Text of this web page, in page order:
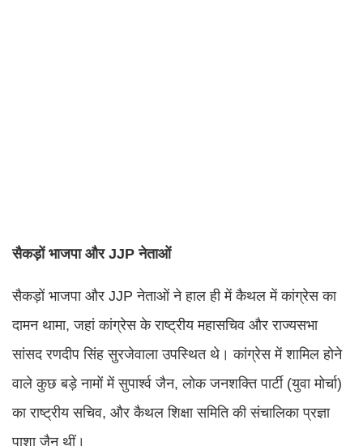
सैकड़ों भाजपा और JJP नेताओं
सैकड़ों भाजपा और JJP नेताओं ने हाल ही में कैथल में कांग्रेस का
दामन थामा, जहां कांग्रेस के राष्ट्रीय महासचिव और राज्यसभा
सांसद रणदीप सिंह सुरजेवाला उपस्थित थे। कांग्रेस में शामिल होने
वाले कुछ बड़े नामों में सुपार्श्व जैन, लोक जनशक्ति पार्टी (युवा मोर्चा)
का राष्ट्रीय सचिव, और कैथल शिक्षा समिति की संचालिका प्रज्ञा
पाशा जैन थीं।